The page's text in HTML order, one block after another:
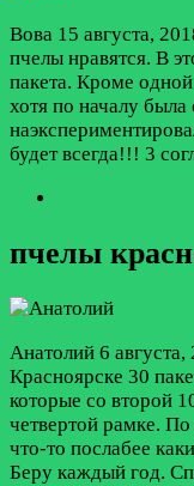
Вова 15 августа,
пчелы нравятся. В
пакета. Кроме одной
хотя по началу
будет всегда!!! 3
пчелы
Анатолий 6
Красноярске 30
которые со второй
четвертой рамке.
что-то послабее
Беру каждый год.